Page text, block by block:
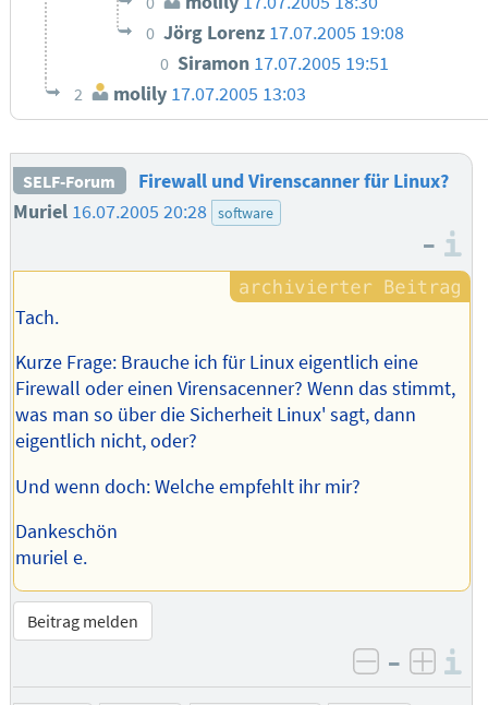
0 Jörg Lorenz 17.07.2005 19:08
0 Siramon 17.07.2005 19:51
2 molily 17.07.2005 13:03
SELF-Forum
Firewall und Virenscanner für Linux?
Muriel 16.07.2005 20:28 software
–
Tach.
Kurze Frage: Brauche ich für Linux eigentlich eine
Firewall oder einen Virensacenner? Wenn das stimmt,
was man so über die Sicherheit Linux' sagt, dann
eigentlich nicht, oder?
Und wenn doch: Welche empfehlt ihr mir?
Dankeschön
muriel e.
Beitrag melden
negativ
–